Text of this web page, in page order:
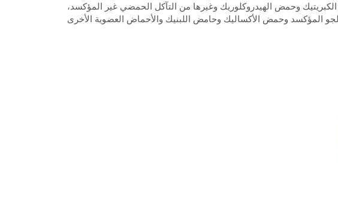
وحمض الهيدروكلوريك وغيرها من التآكل الحمضي غير المؤكسد،